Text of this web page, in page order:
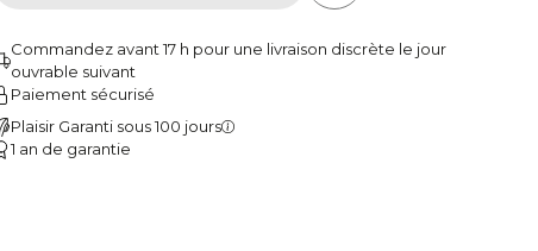
Commandez avant 17 h pour une livraison discrète le jour
ouvrable suivant
Paiement sécurisé
Plaisir Garanti sous 100 jours
1 an de garantie